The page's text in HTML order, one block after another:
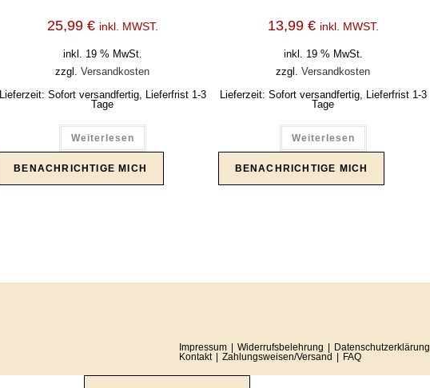
25,99 € inkl. MWST.
inkl. 19 % MwSt.
zzgl.Versandkosten
Lieferzeit: Sofort versandfertig, Lieferfrist 1-3
Tage
Weiterlesen
13,99 € inkl. MWST.
inkl. 19 % MwSt.
zzgl.Versandkosten
Lieferzeit: Sofort versandfertig, Lieferfrist 1-3
Tage
Weiterlesen
Impressum Widerrufsbelehrung Datenschutzerklärung
Kontakt
Zahlungsweisen/Versand FAQ